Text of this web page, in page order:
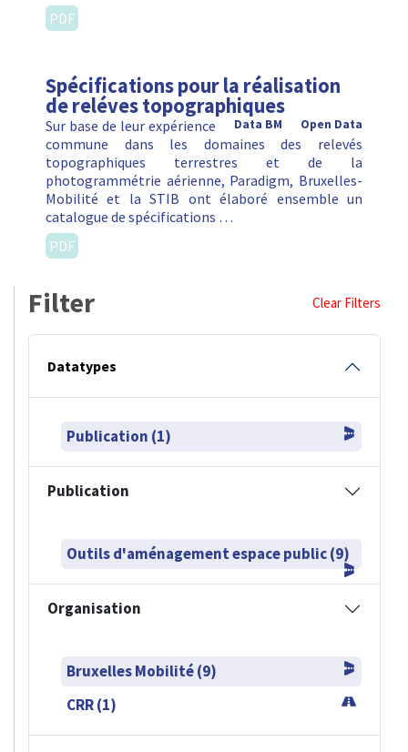
PDF
Spécifications pour la réalisation
de reléves topographiques
Open Data
Data BM
Sur base de leur expérience
commune dans les domaines des relevés
topographiques terrestres et de la
photogrammétrie aérienne, Paradigm, Bruxelles-
Mobilité et la STIB ont élaboré ensemble un
catalogue de spécifications …
PDF
Filter Clear Filters
Datatypes
Publication (1)
Publication
Outils d'aménagement espace public (9)
Organisation
Bruxelles Mobilité (9)
CRR (1)